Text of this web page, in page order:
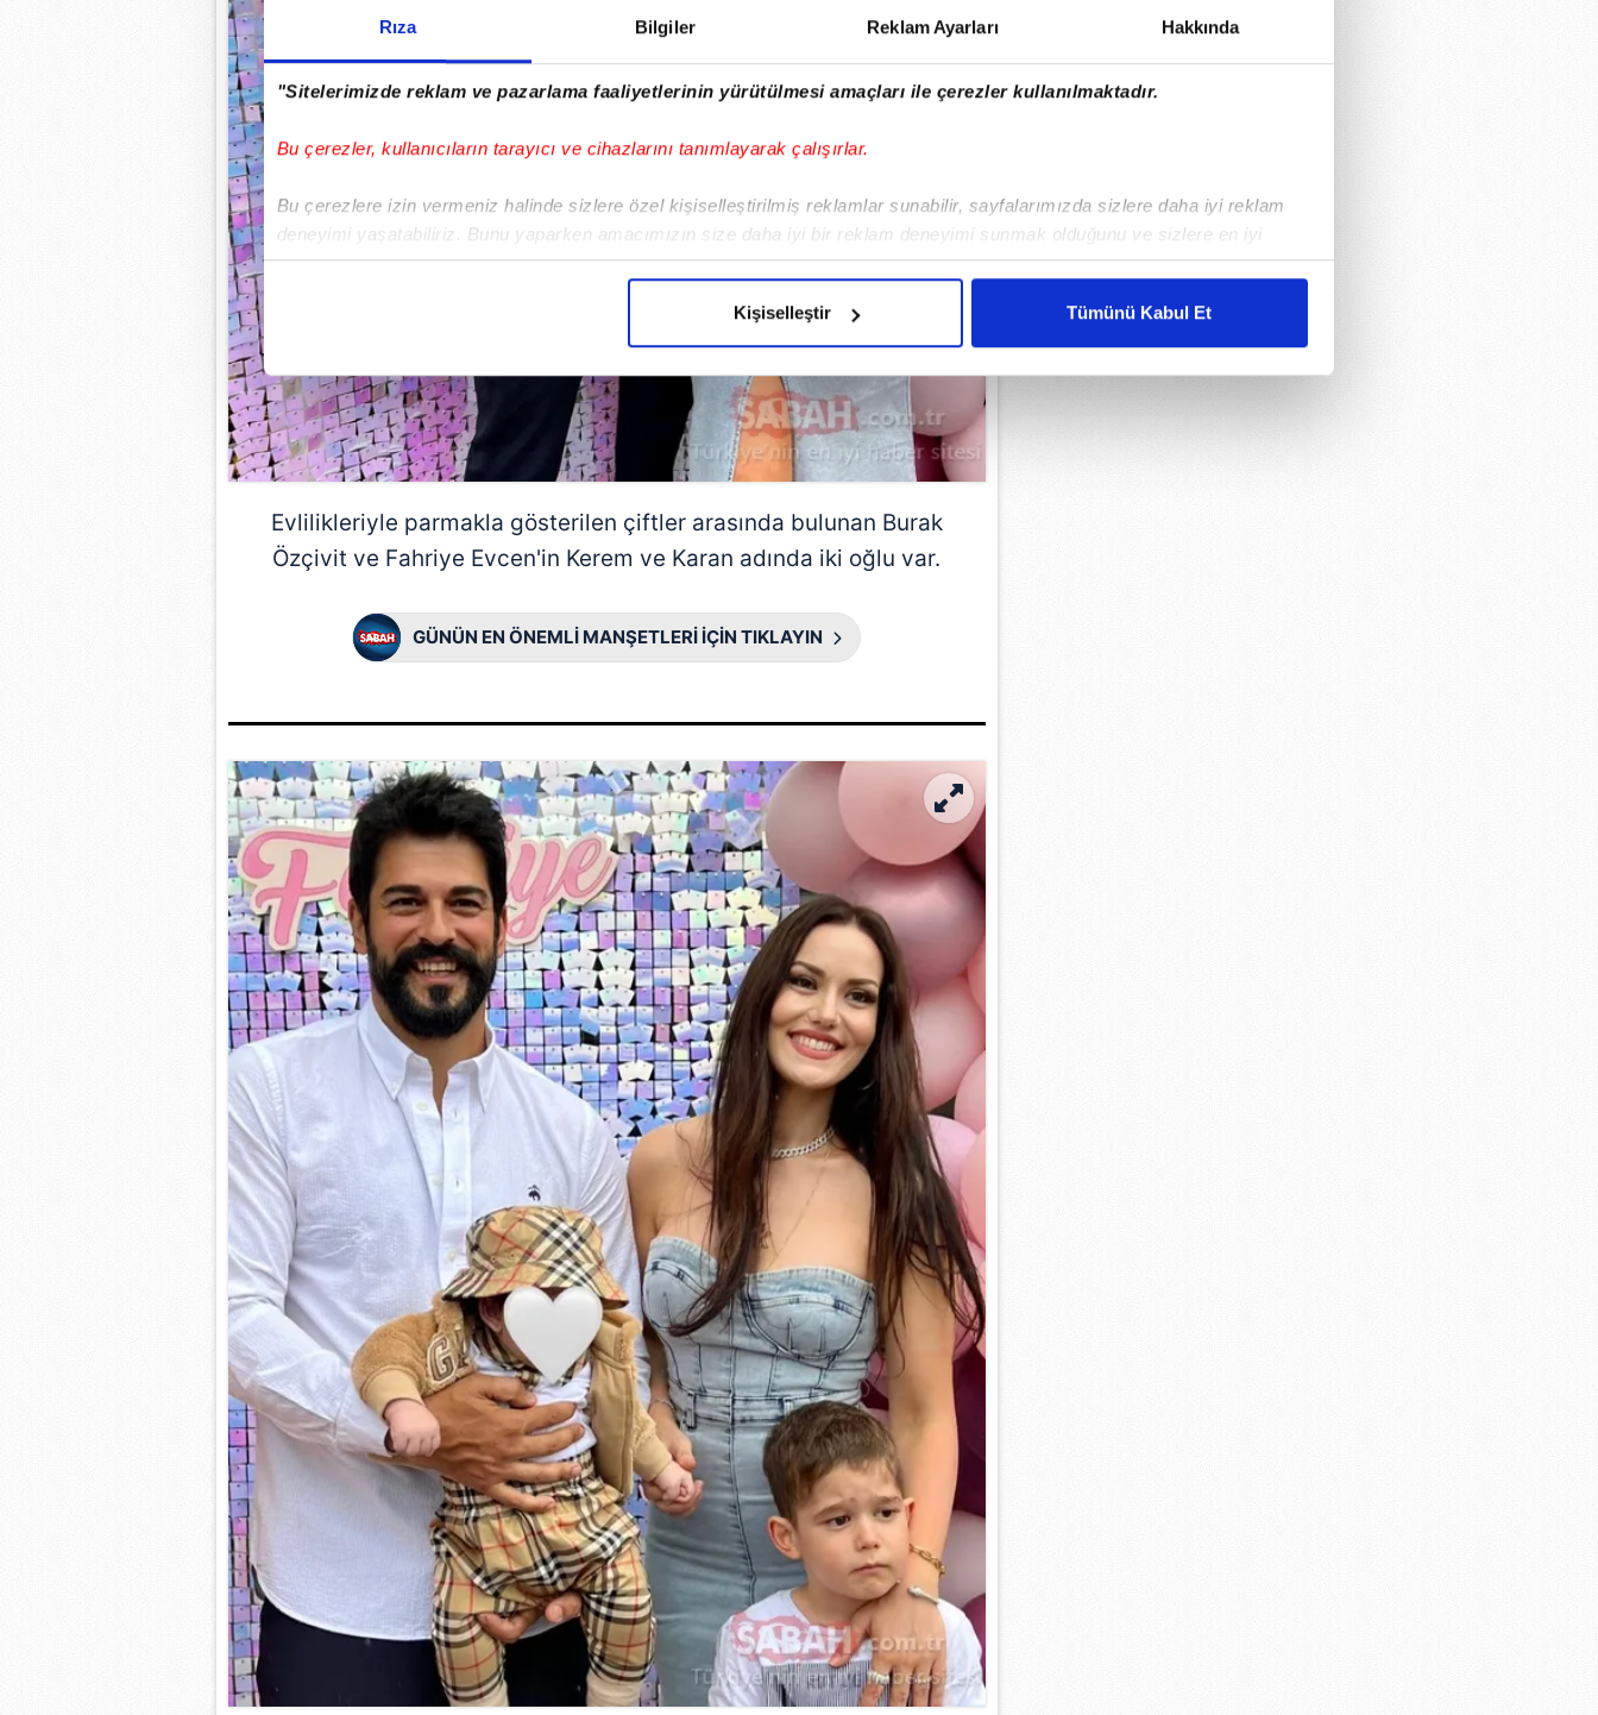
Rıza Bilgiler Reklam Ayarları Hakkında
"Sitelerimizde reklam ve pazarlama faaliyetlerinin yürütülmesi amaçları ile çerezler kullanılmaktadır.
Bu çerezler, kullanıcıların tarayıcı ve cihazlarını tanımlayarak çalışırlar.
Bu çerezlere izin vermeniz halinde sizlere özel kişiselleştirilmiş reklamlar sunabilir, sayfalarımızda sizlere daha iyi reklam
deneyimi yaşatabiliriz. Bunu yaparken amacımızın size daha iyi bir reklam deneyimi sunmak olduğunu ve sizlere en iyi
içerikleri sunabilmek adına elimizden gelen çabayı gösterdiğimizi ve bu noktada, reklamların maliyetlerimizi karşılamak
Her halükârda, kullanıcılar, bu çerezlere izin vermedikleri takdirde, kullanıcılara hedefli reklamlar gösterilmeyecektir."
Sizlere daha iyi bir hizmet sunabilmek için İnternet Sitemizde kendimize ve üçüncü kişilere ait çerezler kullanılmaktadır. Bu
çerezler vasıtasıyla çeşitli kişisel verileriniz işlenmekte olup gerekli olan çerezler bilgi toplumu hizmetlerinin sunulması
amacıyla kullanılmaktadır. Diğer çerezler, sitemizin daha işlevsel kılınması ve kişiselleştirilmesi ve sizlere yönelik
Çerezlere ilişkin tercihlerinizi aşağıda yer alan panel vasıtasıyla belirleyebilirsiniz. Çerezlere ilişkin detaylı bilgi için Ayarlar
butonuna tıklayabilir,
ziyaret edebilirsiniz.
6698 sayılı Kişisel Verilerin Korunması Kanunu uyarınca hazırlanmış Aydınlatma Metnimizi okumak ve sitemizde ilgili
mevzuata uygun olarak kullanılan çerezlerle ilgili bilgi almak için lütfen
Kişiselleştir Tümünü Kabul Et
Evlilikleriyle parmakla gösterilen çiftler arasında bulunan Burak
Özçivit ve Fahriye Evcen'in Kerem ve Karan adında iki oğlu var.
GÜNÜN EN ÖNEMLİ MANŞETLERİ İÇİN TIKLAYIN